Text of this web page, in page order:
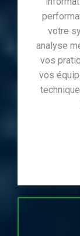
votre
analyse
vos
vos